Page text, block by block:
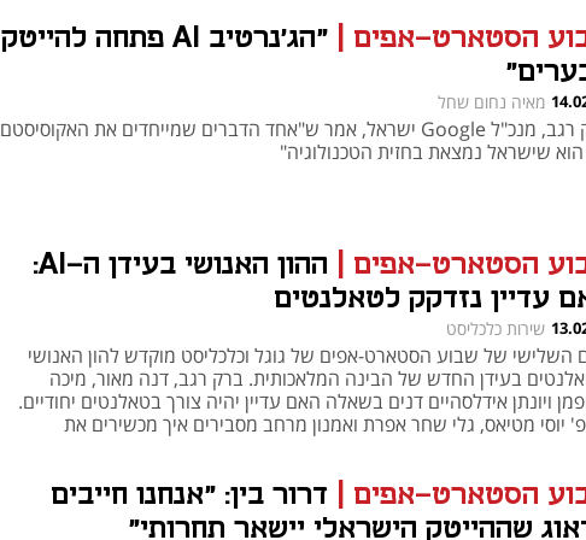
You're NXT
הסטארט-אפים
"הג'נרטיב AI פתחה להייטק
מאיה נחום שחל
ברק רגב, מנכ"ל Google ישראל, אמר ש"אחד הדברים שמייחדים את האקוסיסטם
שישראל נמצאת בחזית הטכנולוגיה"
הסטארט-אפים
ההון האנושי בעידן ה-AI:
עדיין נזדקק לטאלנטים
שירות כלכליסט
השלישי של שבוע הסטארט-אפים של גוגל וכלכליסט מוקדש להון האנושי
בעידן החדש של הבינה המלאכותית. ברק רגב, דנה מאור, מיכה
ויונתן אידלסהיים דנים בשאלה האם עדיין יהיה צורך בטאלנטים יחודיים.
יוסי מטיאס, גלי שחר אפרת ואמנון מרחב מסבירים איך מכשירים את
הסטארט-אפים
דרור בין: "אנחנו חייבים
שההייטק הישראלי יישאר תחרותי"